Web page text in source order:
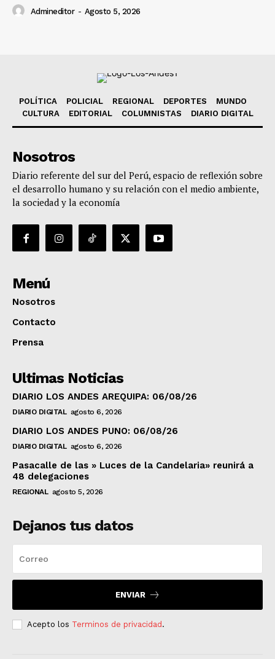
Admineditor - Agosto 5, 2026
POLÍTICA POLICIAL REGIONAL DEPORTES
MUNDO
CULTURA
EDITORIAL COLUMNISTAS DIARIO DIGITAL
Nosotros
Diario referente del sur del Perú, espacio de reflexión sobre
el desarrollo humano y su relación con el medio ambiente,
la sociedad y la economía
Menú
Nosotros
Contacto
Prensa
Ultimas Noticias
DIARIO LOS ANDES AREQUIPA: 06/08/26
DIARIO DIGITAL agosto 6, 2026
DIARIO LOS ANDES PUNO: 06/08/26
DIARIO DIGITAL agosto 6, 2026
Pasacalle de las » Luces de la Candelaria» reunirá a
48 delegaciones
REGIONAL agosto 5, 2026
Dejanos tus datos
ENVIAR
Acepto los Terminos de privacidad .